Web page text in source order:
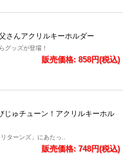
さんアクリルキーホルダー
グッズが登場！
販売価格: 858円(税込)
じゅチューン！アクリルキーホル
ターンズ」にあたっ..
販売価格: 748円(税込)